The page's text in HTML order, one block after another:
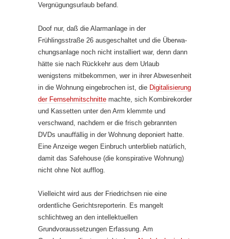
Vergnügungsurlaub befand.
Doof nur, daß die Alarmanlage in der
Frühlingsstraße 26 ausgeschaltet und die Überwa­
chungs­anlage noch nicht installiert war, denn dann
hätte sie nach Rückkehr aus dem Urlaub
wenigstens mitbekommen, wer in ihrer Abwesenheit
in die Wohnung eingebrochen ist, die Digitalisierung
der Fernsehmitschnitte machte, sich Kombirekorder
und Kassetten unter den Arm klemmte und
verschwand, nachdem er die frisch gebrannten
DVDs unauffällig in der Wohnung deponiert hatte.
Eine Anzeige wegen Einbruch unterblieb natürlich,
damit das Safehouse (die konspirative Wohnung)
nicht ohne Not aufflog.
Vielleicht wird aus der Friedrichsen nie eine
ordentliche Gerichtsreporterin. Es mangelt
schlichtweg an den intellektuellen
Grundvoraussetzungen Erfassung. Am